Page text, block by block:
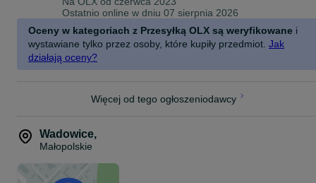
Wszystkie Nasze produkty starannie sprawdzamy oraz opisujemy
jego stan najlepiej jak tylko potrafimy, kupujesz u Nas bez ryzyka,
staramy się dążyć do perfekcji aby Nasz Outlet był jednym z
lepszych w Polsce!
ODBIÓR OSOBISTY W NASZYM MAGAZYNIE!
Od poniedziałku do piątku w godzinach 7:00-15:00
(Zadzwoń do Nas 30minut przed przyjazdem / podaj kod produktu,
a my przygotujemy dla Ciebie wybrane produkty, możesz u Nas
zapłacić gotówką / kartą / BLIKiem)
Ostatnio online w dniu 07 sierpnia 2026
Oceny w kategoriach z Przesyłką OLX są weryfikowane i
wystawiane tylko przez osoby, które kupiły przedmiot. Jak
działają oceny?
Więcej od tego ogłoszeniodawcy
Wadowice,
Małopolskie